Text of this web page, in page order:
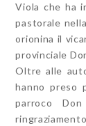
Viola che ha
pastorale
orionina il
provinciale
Oltre alle
hanno preso
parroco